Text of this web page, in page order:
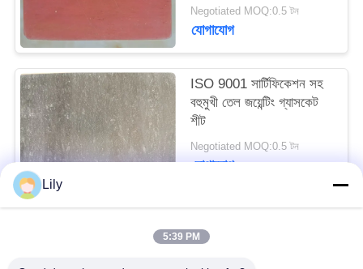
Negotiated MOQ:0.5 টন
যোগাযোগ
ISO 9001 সার্টিফিকেশন সহ
বহুমুখী তেল জয়েন্টিং গ্যাসকেট
শীট
Negotiated MOQ:0.5 টন
যোগাযোগ
Lily
5:39 PM